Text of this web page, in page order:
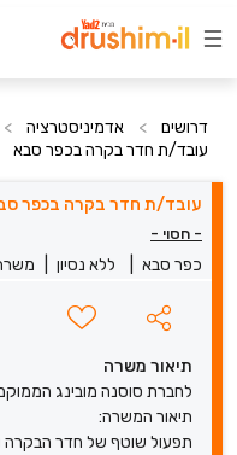
דרושים > אדמיניסטרציה >
עובד/ת חדר בקרה בכפר סבא
עובד/ת חדר בקרה בכפר
- חסוי -
כפר סבא ללא נסיון
תיאור משרה
לחברת סוסנה מובינג
תיאור המשרה:
תפעול שוטף של חדר הבקרה